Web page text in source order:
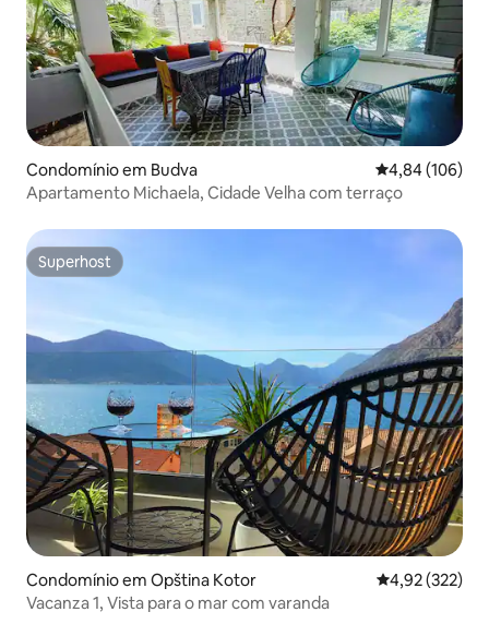
Condomínio em Budva Classificação
4,84 (106)
Apartamento Michaela, Cidade Velha com terraço
Superhost
Superhost
Condomínio em Opština Kotor Classificação
4,92 (322)
Vacanza 1, Vista para o mar com varanda